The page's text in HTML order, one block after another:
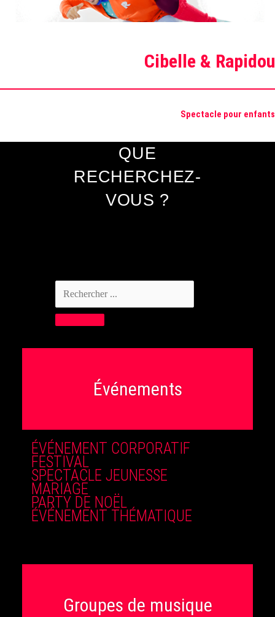
Cibelle & Rapidou
Spectacle pour enfants
QUE
RECHERCHEZ-
VOUS ?
Événements
ÉVÉNEMENT CORPORATIF
FESTIVAL
SPECTACLE JEUNESSE
MARIAGE
PARTY DE NOËL
ÉVÉNEMENT THÉMATIQUE
Groupes de musique